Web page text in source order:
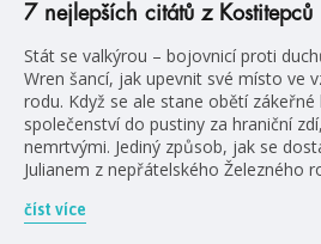
7 nejlepších citátů z Kostitepců
Stát se valkýrou – bojovnicí proti
Wren šancí, jak upevnit své místo ve
rodu. Když se ale stane obětí zákeřné
společenství do pustiny za hraniční
nemrtvými. Jediný způsob, jak se
Julianem z nepřátelského Železného
číst více